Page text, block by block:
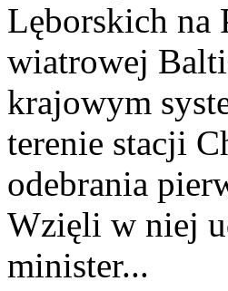
Lęborskich na
wiatrowej
krajowym
terenie stacji
odebrania
Wzięli w niej
minister...